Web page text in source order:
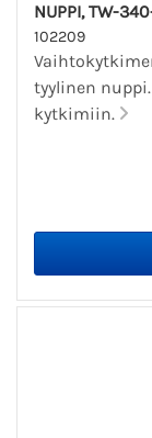
NUPPI, TW-
102209
tyylinen
kytkimiin.